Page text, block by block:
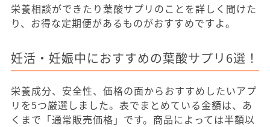
栄養相談ができたり葉酸サプリのことを詳しく聞けた
り、お得な定期便があるものがおすすめですよ。
妊活・妊娠中におすすめの葉酸サプリ6選！
栄養成分、安全性、価格の面からおすすめしたいアプ
リを5つ厳選しました。表でまとめている金額は、あ
くまで「通常販売価格」です。商品によっては半額以